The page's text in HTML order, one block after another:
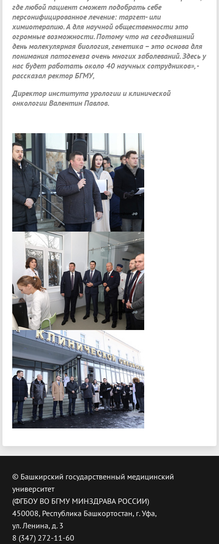
где любой пациент сможет подобрать себе
персонифицированное лечение: таргет- или
химиотерапию. А для научной общественности это
огромные возможности. Потому что на сегодняшний
день молекулярная биология, генетика – это основа для
понимания патогенеза очень многих заболеваний. Здесь у
нас будет работать около 40 научных сотрудников», -
рассказал ректор БГМУ,
Директор института урологии и клинической
онкологии Валентин Павлов.
© Башкирский государственный медицинский
университет
(ФГБОУ ВО БГМУ МИНЗДРАВА РОССИИ)
450008, Республика Башкортостан, г. Уфа,
ул. Ленина, д. 3
8 (347) 272-11-60